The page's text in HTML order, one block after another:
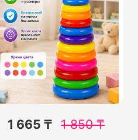
1 665 ₸ 1 850₸